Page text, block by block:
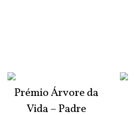
Prémio Árvore da
Vida – Padre